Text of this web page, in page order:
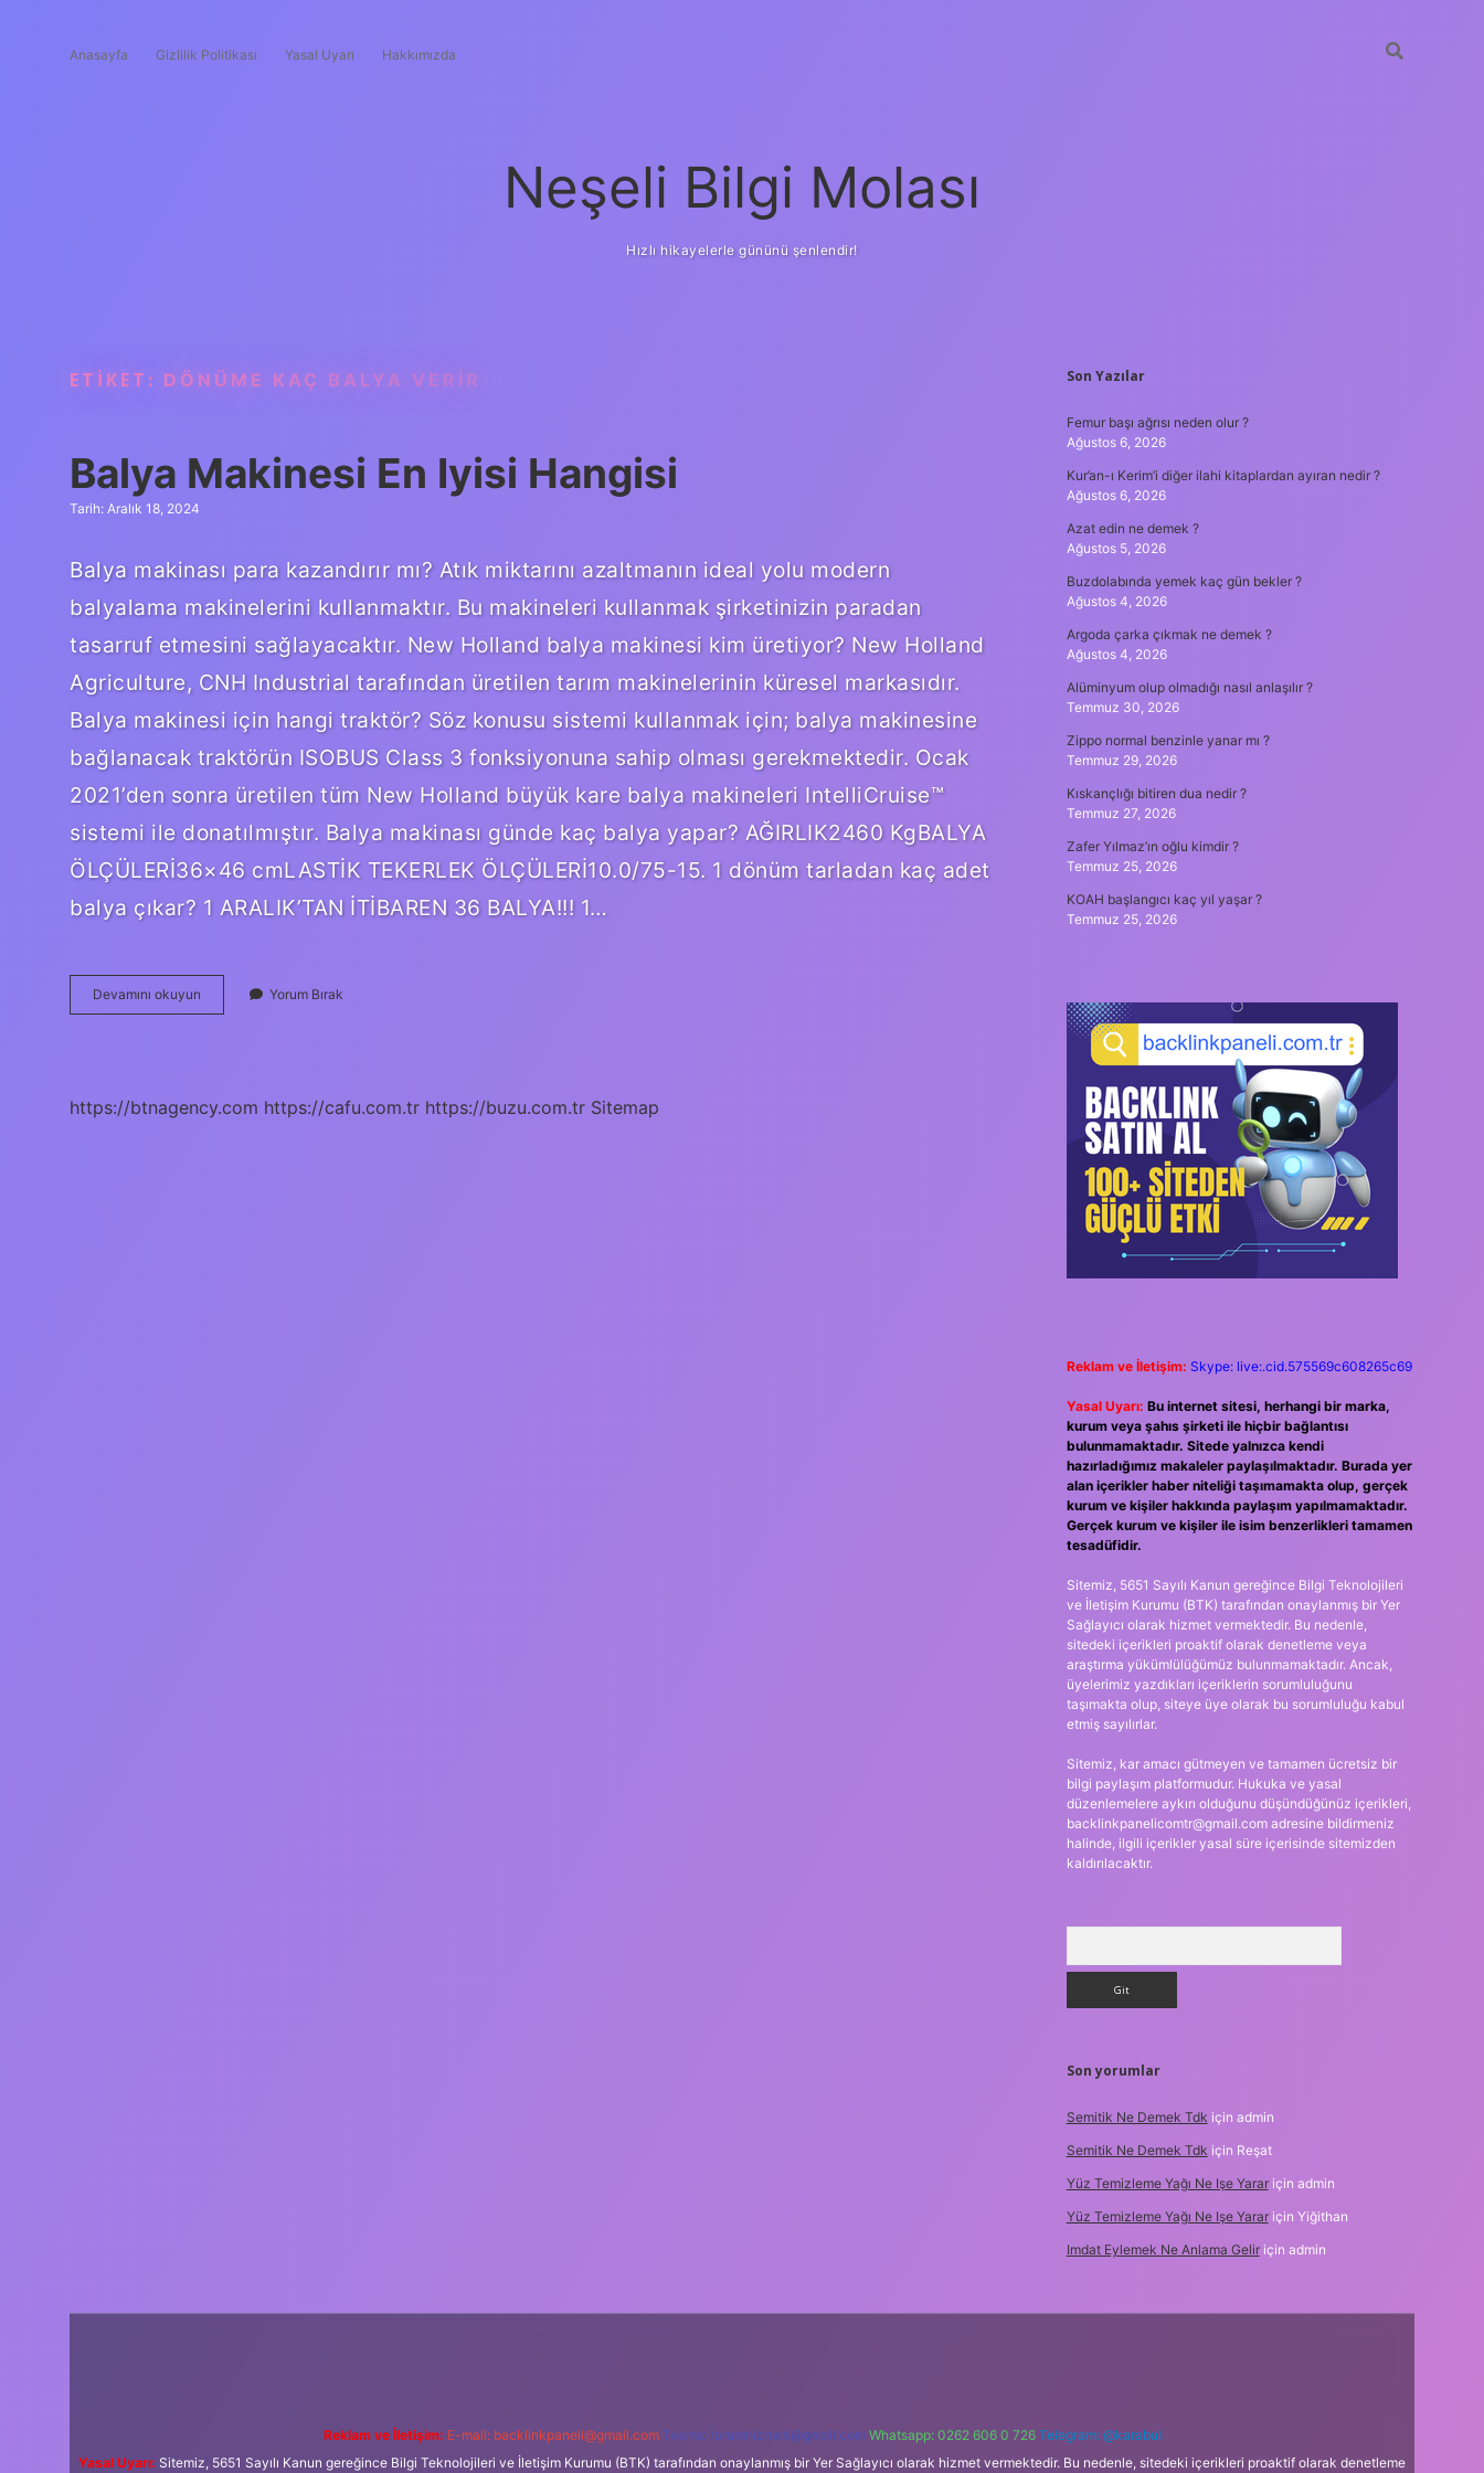
Anasayfa Gizlilik Politikası Yasal Uyarı Hakkımızda
Neşeli Bilgi Molası
Hızlı hikayelerle gününü şenlendir!
ETIKET: DÖNÜME KAÇ BALYA VERIR
Balya Makinesi En Iyisi Hangisi
Tarih: Aralık 18, 2024
Balya makinası para kazandırır mı? Atık miktarını azaltmanın ideal yolu modern
balyalama makinelerini kullanmaktır. Bu makineleri kullanmak şirketinizin paradan
tasarruf etmesini sağlayacaktır. New Holland balya makinesi kim üretiyor? New Holland
Agriculture, CNH Industrial tarafından üretilen tarım makinelerinin küresel markasıdır.
Balya makinesi için hangi traktör? Söz konusu sistemi kullanmak için; balya makinesine
bağlanacak traktörün ISOBUS Class 3 fonksiyonuna sahip olması gerekmektedir. Ocak
2021’den sonra üretilen tüm New Holland büyük kare balya makineleri IntelliCruise™
sistemi ile donatılmıştır. Balya makinası günde kaç balya yapar? AĞIRLIK2460 KgBALYA
ÖLÇÜLERİ36×46 cmLASTİK TEKERLEK ÖLÇÜLERİ10.0/75-15. 1 dönüm tarladan kaç adet
balya çıkar? 1 ARALIK’TAN İTİBAREN 36 BALYA!!! 1…
Devamını okuyun
Makinesi
Yorum Bırak
https://btnagency.com https://cafu.com.tr https://buzu.com.tr Sitemap
SIDEBAR
Son Yazılar
Femur başı ağrısı neden olur ?
Ağustos 6, 2026
Kur’an-ı Kerim’i diğer ilahi kitaplardan ayıran nedir ?
Ağustos 6, 2026
Azat edin ne demek ?
Ağustos 5, 2026
Buzdolabında yemek kaç gün bekler ?
Ağustos 4, 2026
Argoda çarka çıkmak ne demek ?
Ağustos 4, 2026
Alüminyum olup olmadığı nasıl anlaşılır ?
Temmuz 30, 2026
Zippo normal benzinle yanar mı ?
Temmuz 29, 2026
Kıskançlığı bitiren dua nedir ?
Temmuz 27, 2026
Zafer Yılmaz’ın oğlu kimdir ?
Temmuz 25, 2026
KOAH başlangıcı kaç yıl yaşar ?
Temmuz 25, 2026
Reklam ve İletişim: Skype: live:.cid.575569c608265c69
Yasal Uyarı: Bu internet sitesi, herhangi bir marka,
kurum veya şahıs şirketi ile hiçbir bağlantısı
bulunmamaktadır. Sitede yalnızca kendi
hazırladığımız makaleler paylaşılmaktadır. Burada yer
alan içerikler haber niteliği taşımamakta olup, gerçek
kurum ve kişiler hakkında paylaşım yapılmamaktadır.
Gerçek kurum ve kişiler ile isim benzerlikleri tamamen
tesadüfidir.
Sitemiz, 5651 Sayılı Kanun gereğince Bilgi Teknolojileri
ve İletişim Kurumu (BTK) tarafından onaylanmış bir Yer
Sağlayıcı olarak hizmet vermektedir. Bu nedenle,
sitedeki içerikleri proaktif olarak denetleme veya
araştırma yükümlülüğümüz bulunmamaktadır. Ancak,
üyelerimiz yazdıkları içeriklerin sorumluluğunu
taşımakta olup, siteye üye olarak bu sorumluluğu kabul
etmiş sayılırlar.
Sitemiz, kar amacı gütmeyen ve tamamen ücretsiz bir
bilgi paylaşım platformudur. Hukuka ve yasal
düzenlemelere aykırı olduğunu düşündüğünüz içerikleri,
backlinkpanelicomtr@gmail.comadresine bildirmeniz
halinde, ilgili içerikler yasal süre içerisinde sitemizden
kaldırılacaktır.
Son yorumlar
Semitik Ne Demek Tdk için admin
Semitik Ne Demek Tdk için Reşat
Yüz Temizleme Yağı Ne Işe Yarariçin admin
Yüz Temizleme Yağı Ne Işe Yarariçin Yiğithan
Imdat Eylemek Ne Anlama Geliriçin admin
Reklam ve İletişim: E-mail: backlinkpaneli@gmail.com Teams: forumhizmeti@gmail.com Whatsapp: 0262 606 0 726 Telegram: @karabul
Yasal Uyarı: Sitemiz, 5651 Sayılı Kanun gereğince Bilgi Teknolojileri ve İletişim Kurumu (BTK) tarafından onaylanmış bir Yer Sağlayıcı olarak hizmet vermektedir. Bu nedenle, sitedeki içerikleri proaktif olarak denetleme